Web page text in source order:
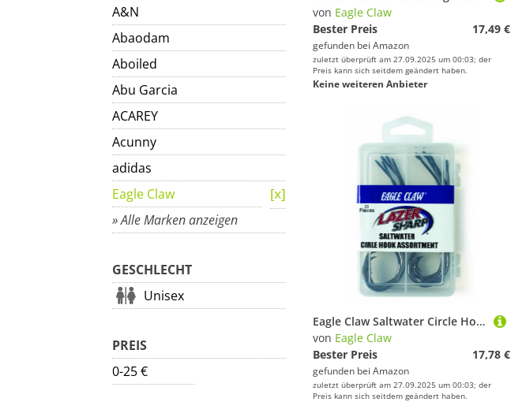
A&N
Abaodam
Aboiled
Abu Garcia
ACAREY
Acunny
adidas
Eagle Claw
» Alle Marken anzeigen
GESCHLECHT
Unisex
PREIS
0-25 €
von Eagle Claw
Bester Preis
17,49 €
gefunden bei Amazon
zuletzt überprüft am 27.09.2025 um 00:03; der
Preis kann sich seitdem geändert haben.
Keine weiteren Anbieter
Eagle Claw Saltwater Circle Hook Assortment Adlerkralle Salzwasserhaken-Sortiment, merhfarbig, Einheitsgröße
von Eagle Claw
Bester Preis
17,78 €
gefunden bei Amazon
zuletzt überprüft am 27.09.2025 um 00:03; der
Preis kann sich seitdem geändert haben.